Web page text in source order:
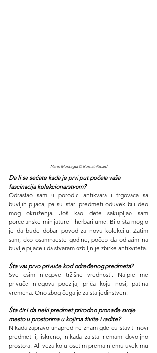
Marin Montagut © RomainRicard
Da li se sećate kada je prvi put počela vaša
fascinacija kolekcionarstvom?
Odrastao sam u porodici antikvara i trgovaca sa
buvljih pijaca, pa su stari predmeti oduvek bili deo
mog okruženja. Još kao dete sakupljao sam
porcelanske minijature i herbarijume. Bilo šta moglo
je da bude dobar povod za novu kolekciju. Zatim
sam, oko osamnaeste godine, počeo da odlazim na
buvlje pijace i da stvaram ozbiljnije zbirke antikviteta.
Šta vas prvo privuče kod određenog predmeta?
Sve osim njegove tržišne vrednosti. Najpre me
privuče njegova poezija, priča koju nosi, patina
vremena. Ono zbog čega je zaista jedinstven.
Šta čini da neki predmet prirodno pronađe svoje
mesto u prostorima u kojima živite i radite?
Nikada zapravo unapred ne znam gde ću staviti novi
predmet i, iskreno, nikada zaista nemam dovoljno
prostora. Ali veza koju osetim prema njemu uvek mu